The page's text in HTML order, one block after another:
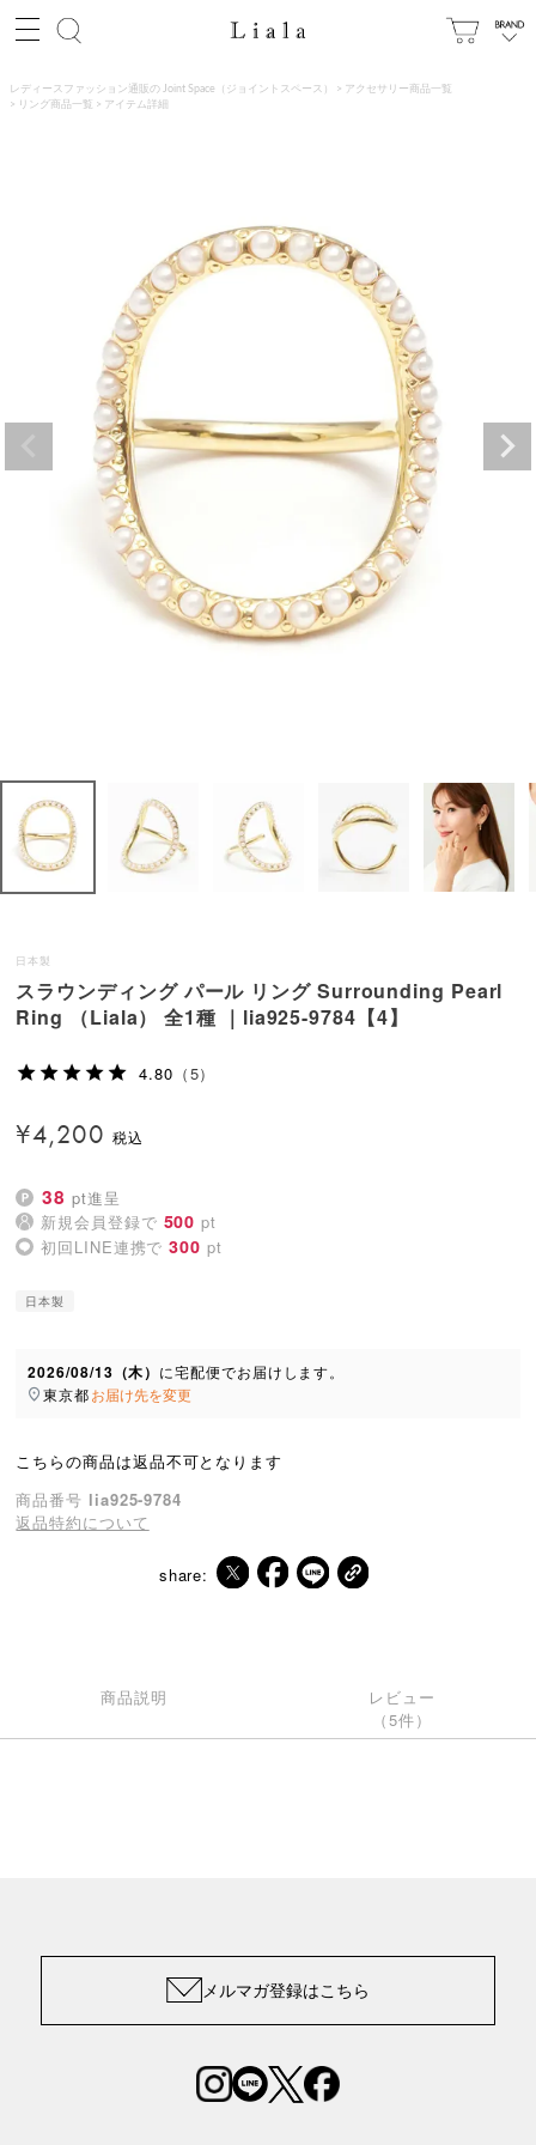
レディースファッション通販の Joint Space（ジョイントスペース）
アクセサリー商品一覧
リング商品一覧
アイテム詳細
日本製
スラウンディング パール リング Surrounding Pearl
Ring （Liala） 全1種 ｜lia925-9784【4】
4.80 （5）
¥4,200
38 pt進呈
新規会員登録で 500 pt
初回LINE連携で 300 pt
日本製
2026/08/13（木） に宅配便でお届けします。
東京都お届け先を変更
こちらの商品は返品不可となります
商品番号 lia925-9784
返品特約について
share:
商品説明
レビュー
（5件）
メルマガ登録はこちら